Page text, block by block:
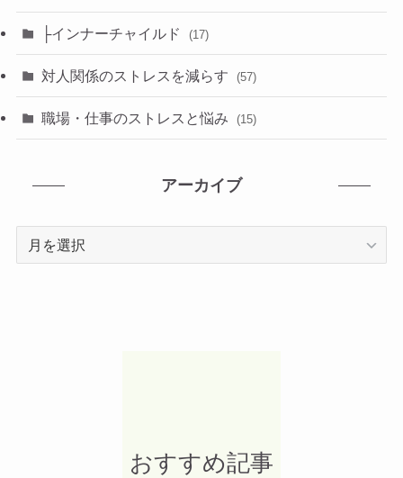
├インナーチャイルド (17)
対人関係のストレスを減らす (57)
職場・仕事のストレスと悩み (15)
アーカイブ
おすすめ記事